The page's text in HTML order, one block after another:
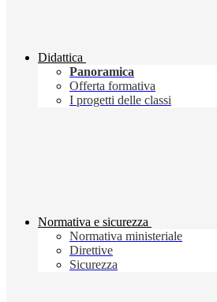
Didattica
Panoramica
Offerta formativa
I progetti delle classi
Normativa e sicurezza
Normativa ministeriale
Direttive
Sicurezza